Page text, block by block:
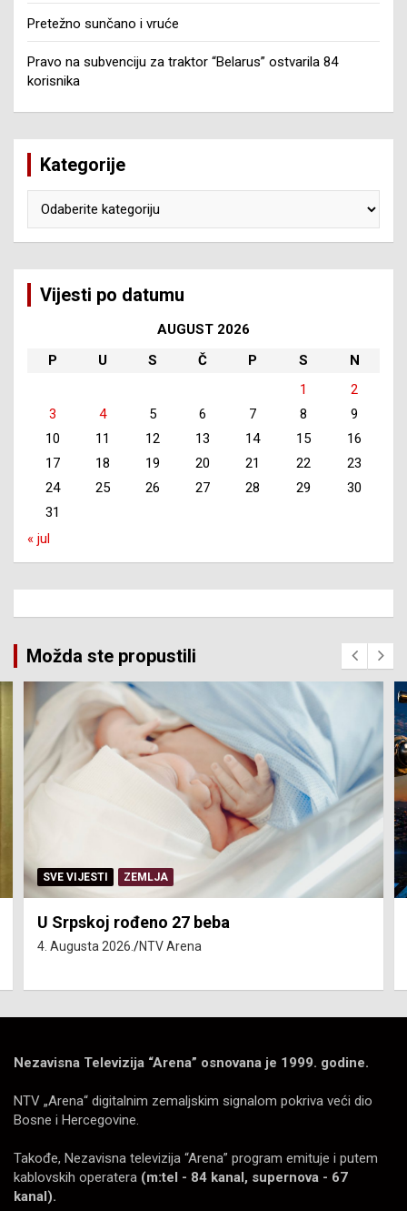
Pretežno sunčano i vruće
Pravo na subvenciju za traktor “Belarus” ostvarila 84
korisnika
Kategorije
Vijesti po datumu
AUGUST 2026
P
U S Č P S
N
1
2
3
4 5 6 7 8
9
10
11 12 13 14 15
16
17
18 19 20 21 22
23
24
25 26 27 28 29
30
31
« jul
Možda ste propustili
SERVISNE INFORMACIJE
Isključenja vode – utorak 4.
4. Augusta 2026.
Nezavisna Televizija “Arena” osnovana je 1999. godine.
NTV „Arena“ digitalnim zemaljskim signalom pokriva veći dio
Bosne i Hercegovine.
Takođe, Nezavisna televizija “Arena” program emituje i putem
kablovskih operatera (m:tel - 84 kanal, supernova - 67
kanal).